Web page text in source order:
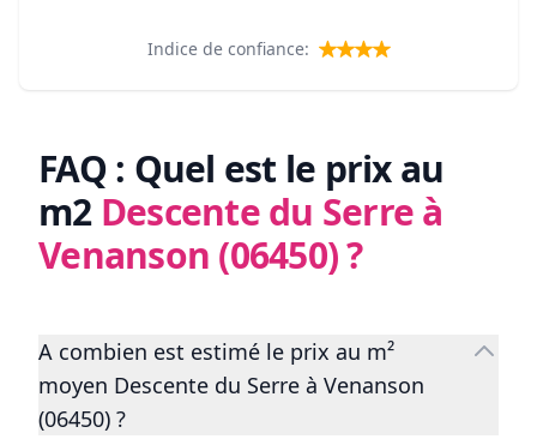
Indice de confiance:
FAQ : Quel est le prix au
m2 Descente du Serre à
Venanson (06450)?
A combien est estimé le prix au m²
moyen Descente du Serre à Venanson
(06450) ?